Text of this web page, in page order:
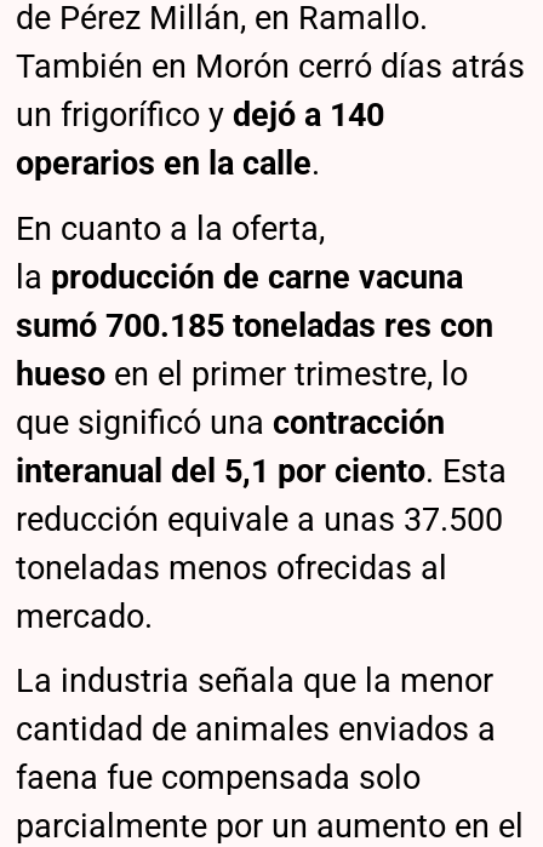
de Pérez Millán, en Ramallo.
También en Morón cerró días atrás
un frigorífico ydejó a 140
operarios en la calle.
En cuanto a la oferta,
la producción de carne vacuna
sumó 700.185 toneladas res con
hueso en el primer trimestre, lo
que significó unacontracción
interanual del 5,1 por ciento. Esta
reducción equivale a unas 37.500
toneladas menos ofrecidas al
mercado.
La industria señala que la menor
cantidad de animales enviados a
faena fue compensada solo
parcialmente por un aumento en el